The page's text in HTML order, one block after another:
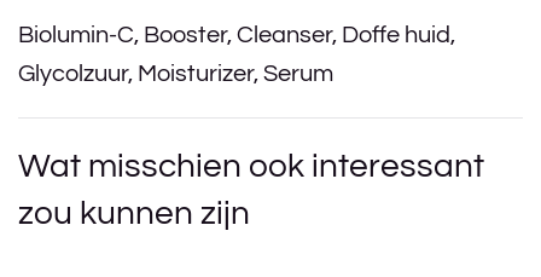
Biolumin-C, Booster, Cleanser, Doffe huid,
Glycolzuur, Moisturizer, Serum
Wat misschien ook interessant
zou kunnen zijn